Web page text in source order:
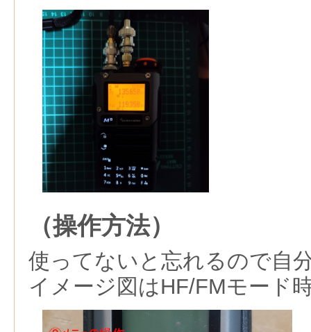
（操作方法）
使ってないと忘れるので自
イメージ図はHF/FMモード